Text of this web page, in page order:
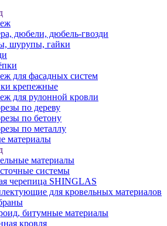
дюбели, дюбель-гвозди
шурупы, гайки
для фасадных систем
крепежные
для рулонной кровли
по дереву
по бетону
по металлу
материалы
материалы
системы
черепица SHINGLAS
для кровельных материалов
битумные материалы
кровля